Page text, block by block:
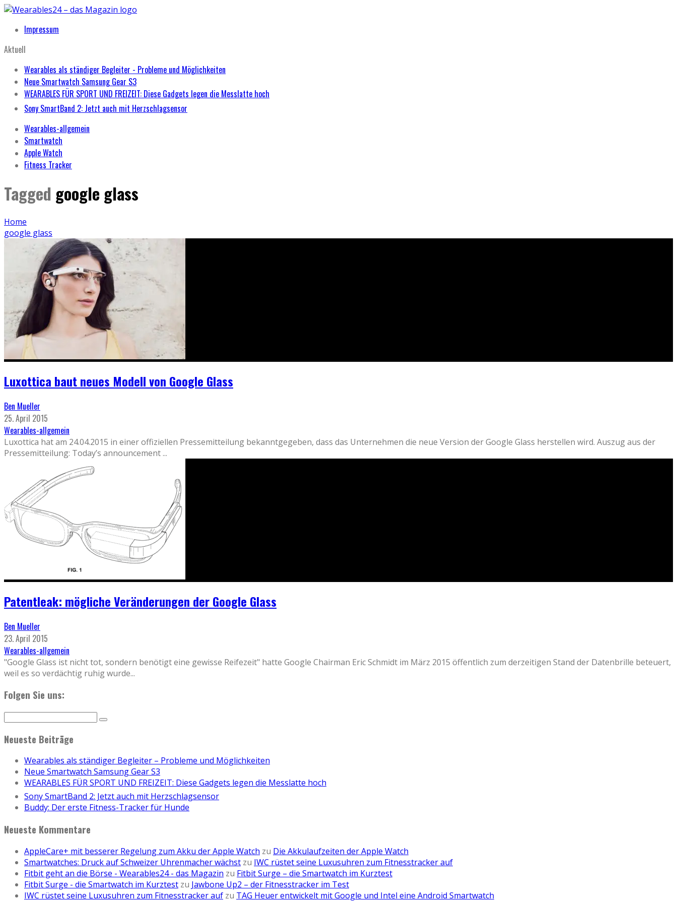
Impressum
Aktuell
Wearables als ständiger Begleiter - Probleme und Möglichkeiten
Neue Smartwatch Samsung Gear S3
WEARABLES FÜR SPORT UND FREIZEIT: Diese Gadgets legen die Messlatte hoch
Sony SmartBand 2: Jetzt auch mit Herzschlagsensor
Wearables-allgemein
Smartwatch
Apple Watch
Fitness Tracker
Tagged google glass
Home
google glass
Luxottica baut neues Modell von Google Glass
Ben Mueller
25. April 2015
Wearables-allgemein
Luxottica hat am 24.04.2015 in einer offiziellen Pressemitteilung bekanntgegeben, dass das Unternehmen die neue Version der Google Glass herstellen wird. Auszug aus der
Pressemitteilung: Today’s announcement...
Patentleak: mögliche Veränderungen der Google Glass
Ben Mueller
23. April 2015
Wearables-allgemein
"Google Glass ist nicht tot, sondern benötigt eine gewisse Reifezeit" hatte Google Chairman Eric Schmidt im März 2015 öffentlich zum derzeitigen Stand der Datenbrille beteuert,
weil es so verdächtig ruhig wurde...
Folgen Sie uns:
Neueste Beiträge
Wearables als ständiger Begleiter – Probleme und Möglichkeiten
Neue Smartwatch Samsung Gear S3
WEARABLES FÜR SPORT UND FREIZEIT: Diese Gadgets legen die Messlatte hoch
Sony SmartBand 2: Jetzt auch mit Herzschlagsensor
Buddy: Der erste Fitness-Tracker für Hunde
Neueste Kommentare
AppleCare+ mit besserer Regelung zum Akku der Apple Watch zu Die Akkulaufzeiten der Apple Watch
Smartwatches: Druck auf Schweizer Uhrenmacher wächst zu IWC rüstet seine Luxusuhren zum Fitnesstracker auf
Fitbit geht an die Börse - Wearables24 - das Magazin zu Fitbit Surge – die Smartwatch im Kurztest
Fitbit Surge - die Smartwatch im Kurztest zu Jawbone Up2 – der Fitnesstracker im Test
IWC rüstet seine Luxusuhren zum Fitnesstracker auf zu TAG Heuer entwickelt mit Google und Intel eine Android Smartwatch